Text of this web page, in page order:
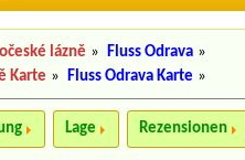
lázně » Fluss Odrava »
Karte » Fluss Odrava Karte »
Lage Rezensionen